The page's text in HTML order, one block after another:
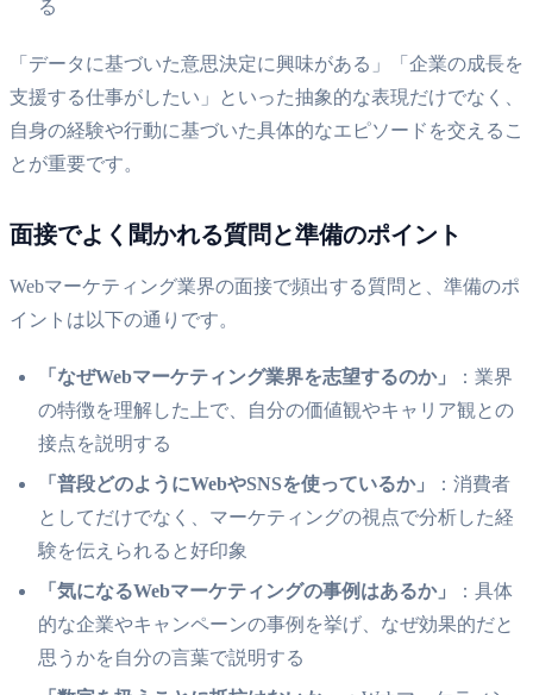
る
「データに基づいた意思決定に興味がある」「企業の成長を
支援する仕事がしたい」といった抽象的な表現だけでなく、
自身の経験や行動に基づいた具体的なエピソードを交えるこ
とが重要です。
面接でよく聞かれる質問と準備のポイント
Webマーケティング業界の面接で頻出する質問と、準備のポ
イントは以下の通りです。
「なぜWebマーケティング業界を志望するのか」
：業界
の特徴を理解した上で、自分の価値観やキャリア観との
接点を説明する
「普段どのようにWebやSNSを使っているか」
：消費者
としてだけでなく、マーケティングの視点で分析した経
験を伝えられると好印象
「気になるWebマーケティングの事例はあるか」
：具体
的な企業やキャンペーンの事例を挙げ、なぜ効果的だと
思うかを自分の言葉で説明する